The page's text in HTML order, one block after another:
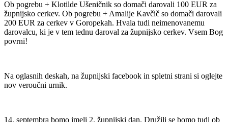
Ob pogrebu + Klotilde Ušeničnik so domači darovali 100 EUR za
župnijsko cerkev. Ob pogrebu + Amalije Kavčič so domači darovali
200 EUR za cerkev v Goropekah. Hvala tudi neimenovanemu
darovalcu, ki je v tem tednu daroval za župnijsko cerkev. Vsem Bog
povrni!
Na oglasnih deskah, na župnijski facebook in spletni strani si oglejte
nov veroučni urnik.
14. septembra bomo imeli 2. župnijski dan. Družili se bomo tudi ob